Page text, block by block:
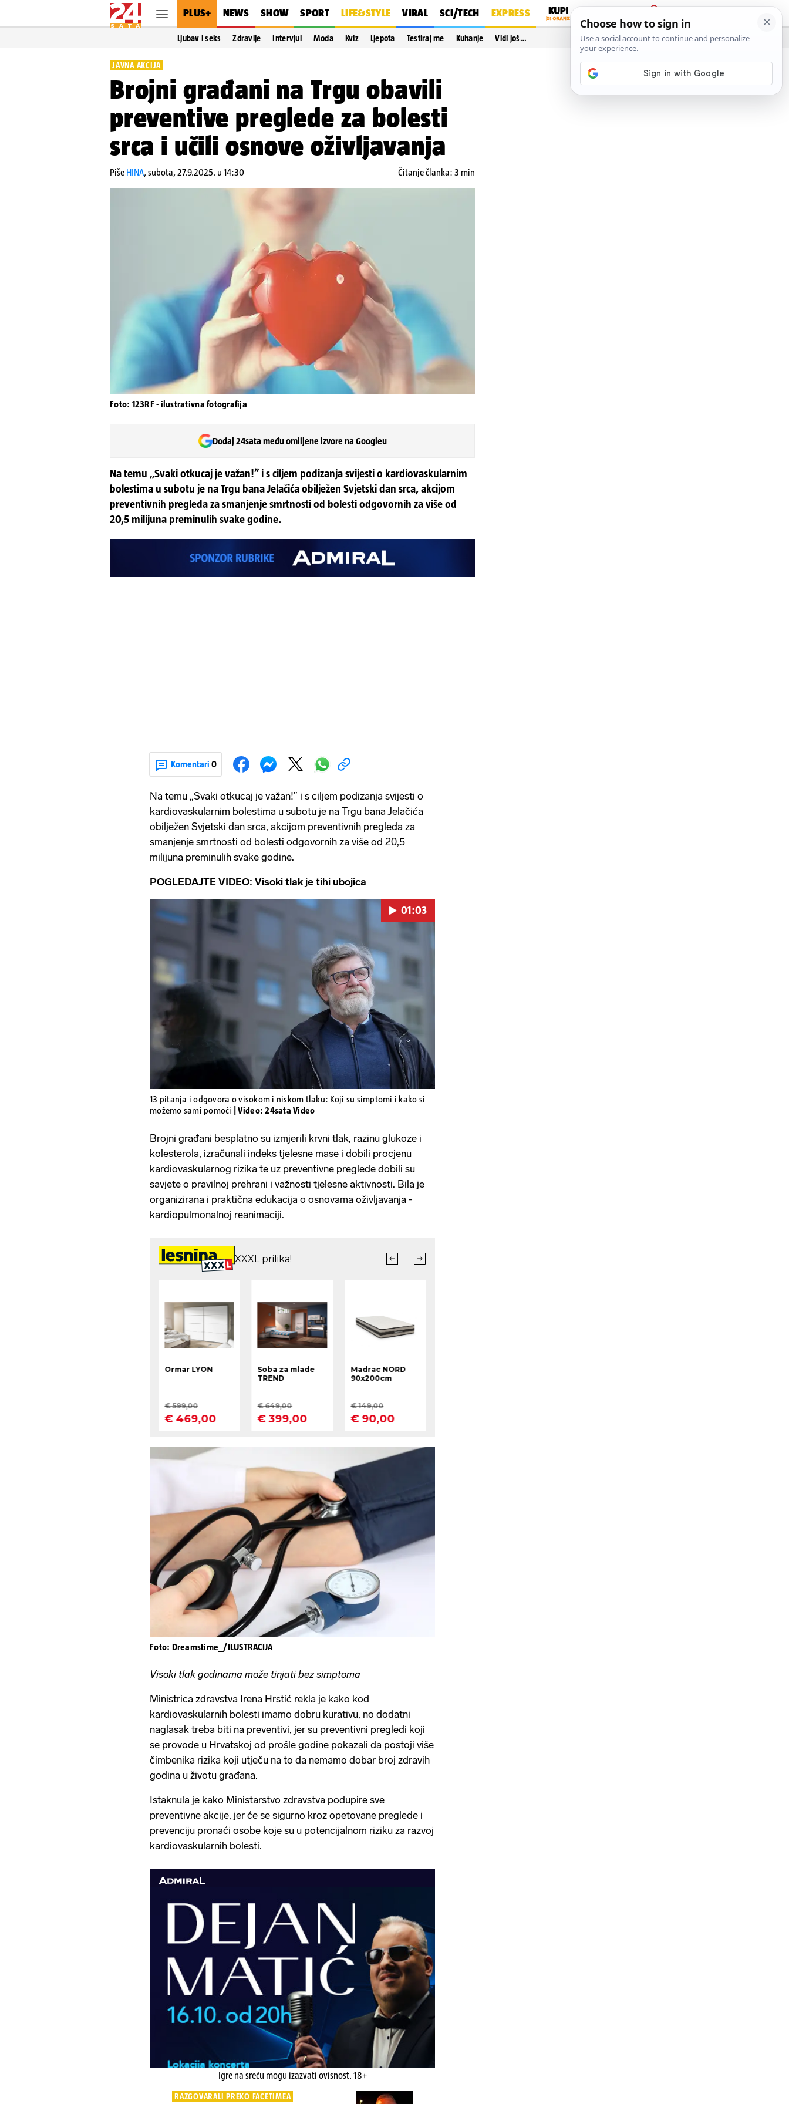
PLUS+ NEWS SHOW SPORT LIFE&STYLE VIRAL SCI/TECH EXPRESS
PRIJAVA
Ljubav i seks Zdravlje Intervjui Moda Kviz Ljepota Testiraj me Kuhanje Vidi još…
JAVNA AKCIJA
Brojni građani na Trgu obavili
preventive preglede za bolesti
srca i učili osnove oživljavanja
Piše HINA,subota, 27.9.2025. u 14:30 Čitanje članka: 3 min
Foto: 123RF - ilustrativna fotografija
Dodaj 24sata među omiljene izvore na Googleu
Na temu „Svaki otkucaj je važan!” i s ciljem podizanja svijesti o kardiovaskularnim
bolestima u subotu je na Trgu bana Jelačića obilježen Svjetski dan srca, akcijom
preventivnih pregleda za smanjenje smrtnosti od bolesti odgovornih za više od
20,5 milijuna preminulih svake godine.
Komentari 0
Na temu „Svaki otkucaj je važan!” i s ciljem podizanja svijesti o
kardiovaskularnim bolestima u subotu je na Trgu bana Jelačića
obilježen Svjetski dan srca, akcijom preventivnih pregleda za
smanjenje smrtnosti od bolesti odgovornih za više od 20,5
milijuna preminulih svake godine.
POGLEDAJTE VIDEO: Visoki tlak je tihi ubojica
Pokretanje videa...
01:03
13 pitanja i odgovora o visokom i niskom tlaku: Koji su simptomi i kako si
možemo sami pomoći
| Video: 24sata Video
Brojni građani besplatno su izmjerili krvni tlak, razinu glukoze i
kolesterola, izračunali indeks tjelesne mase i dobili procjenu
kardiovaskularnog rizika te uz preventivne preglede dobili su
savjete o pravilnoj prehrani i važnosti tjelesne aktivnosti. Bila je
organizirana i praktična edukacija o osnovama oživljavanja -
kardiopulmonalnoj reanimaciji.
Foto: Dreamstime_/ILUSTRACIJA
Visoki tlak godinama može tinjati bez simptoma
Ministrica zdravstva Irena Hrstić rekla je kako kod
kardiovaskularnih bolesti imamo dobru kurativu, no dodatni
naglasak treba biti na preventivi, jer su preventivni pregledi koji
se provode u Hrvatskoj od prošle godine pokazali da postoji više
čimbenika rizika koji utječu na to da nemamo dobar broj zdravih
godina u životu građana.
Istaknula je kako Ministarstvo zdravstva podupire sve
preventivne akcije, jer će se sigurno kroz opetovane preglede i
prevenciju pronaći osobe koje su u potencijalnom riziku za razvoj
kardiovaskularnih bolesti.
Igre na sreću mogu izazvati ovisnost. 18+
RAZGOVARALI PREKO FACETIMEA